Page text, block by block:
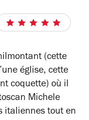
5
étoiles
(cette
église, cette
coquette) où il
Michele
italiennes tout en